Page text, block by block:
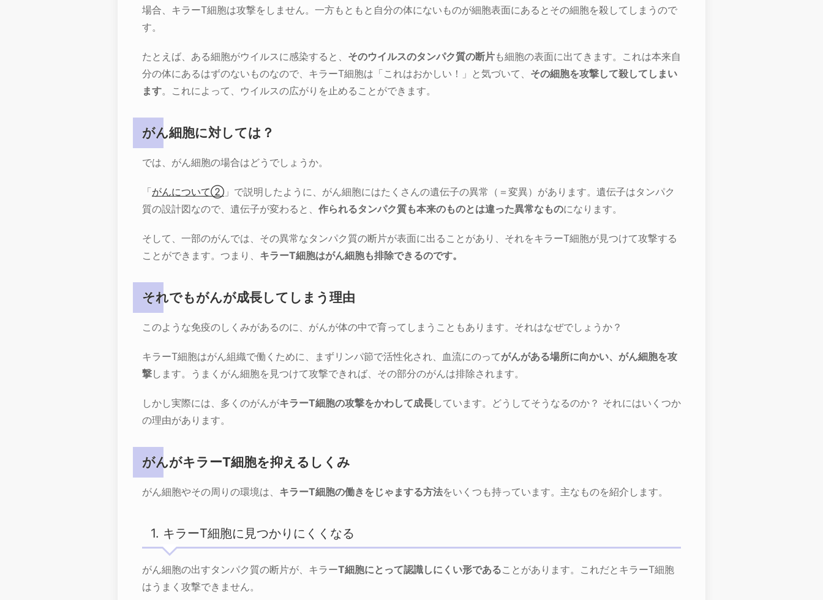
場合、キラーT細胞は攻撃をしません。一方もともと自分の体にないものが細胞表面にあるとその細胞を殺してしまうので
す。
たとえば、ある細胞がウイルスに感染すると、 そのウイルスのタンパク質の断片も細胞の表面に出てきます。これは本来自
分の体にあるはずのないものなので、キラーT細胞は「これはおかしい！」と気づいて、 その細胞を攻撃して殺してしまい
ます。これによって、ウイルスの広がりを止めることができます。
がん細胞に対しては？
では、がん細胞の場合はどうでしょうか。
「がんについて② 」で説明したように、がん細胞にはたくさんの遺伝子の異常（＝変異）があります。遺伝子はタンパク
質の設計図なので、遺伝子が変わると、 作られるタンパク質も本来のものとは違った異常なものになります。
そして、一部のがんでは、その異常なタンパク質の断片が表面に出ることがあり、それをキラーT細胞が見つけて攻撃する
ことができます。つまり、 キラーT細胞はがん細胞も排除できるのです。
それでもがんが成長してしまう理由
このような免疫のしくみがあるのに、がんが体の中で育ってしまうこともあります。それはなぜでしょうか？
キラーT細胞はがん組織で働くために、まずリンパ節で活性化され、血流にのってがんがある場所に向かい、がん細胞を攻
撃します。うまくがん細胞を見つけて攻撃できれば、その部分のがんは排除されます。
しかし実際には、多くのがんがキラーT細胞の攻撃をかわして成長しています。どうしてそうなるのか？ それにはいくつか
の理由があります。
がんがキラーT細胞を抑えるしくみ
がん細胞やその周りの環境は、 キラーT細胞の働きをじゃまする方法をいくつも持っています。主なものを紹介します。
1. キラーT細胞に見つかりにくくなる
がん細胞の出すタンパク質の断片が、キラーT細胞にとって認識しにくい形であることがあります。これだとキラーT細胞
はうまく攻撃できません。